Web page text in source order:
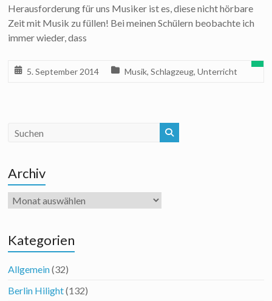
Herausforderung für uns Musiker ist es, diese nicht hörbare
Zeit mit Musik zu füllen! Bei meinen Schülern beobachte ich
immer wieder, dass
5. September 2014 Musik,Schlagzeug,Unterricht
Archiv
Archiv
Kategorien
Allgemein(32)
Berlin Hilight(132)